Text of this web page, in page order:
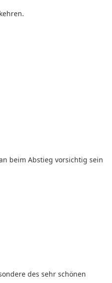
beim Abstieg vorsichtig sein
des sehr schönen